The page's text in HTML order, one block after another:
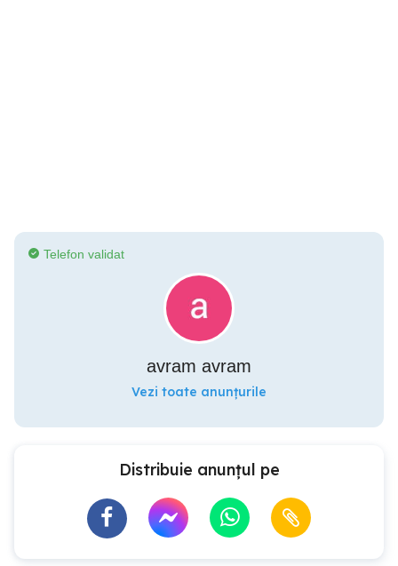
Telefon validat
avram avram
Vezi toate anunțurile
Distribuie anunțul pe